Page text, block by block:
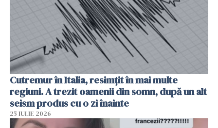
Cutremur în Italia, resimțit în mai multe
regiuni. A trezit oamenii din somn, după un alt
seism produs cu o zi înainte
25 IULIE 2026